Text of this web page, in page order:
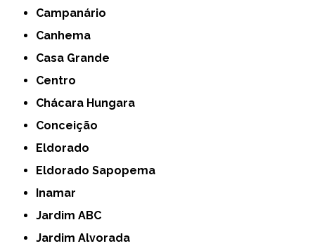
Campanário
Canhema
Casa Grande
Centro
Chácara Hungara
Conceição
Eldorado
Eldorado Sapopema
Inamar
Jardim ABC
Jardim Alvorada